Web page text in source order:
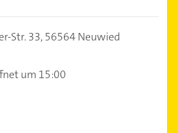
Str. 33,56564 Neuwied
um 15:00